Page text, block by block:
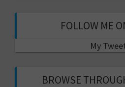
FOLLOW ME
My
BROWSE